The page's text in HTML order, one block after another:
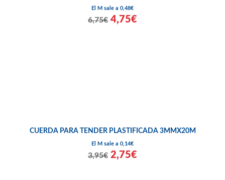
El M sale a 0,48€
6,75€ 4,75€
CUERDA PARA TENDER PLASTIFICADA 3MMX20M
El M sale a 0,14€
3,95€ 2,75€